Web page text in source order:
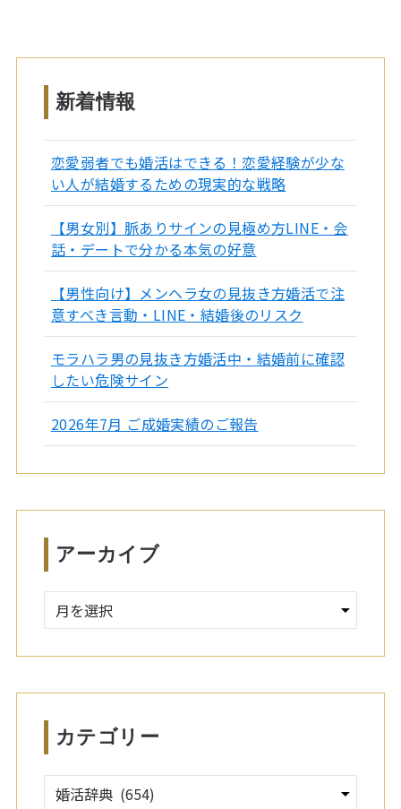
新着情報
恋愛弱者でも婚活はできる！恋愛経験が少な
い人が結婚するための現実的な戦略
【男女別】脈ありサインの見極め方LINE・会
話・デートで分かる本気の好意
【男性向け】メンヘラ女の見抜き方婚活で注
意すべき言動・LINE・結婚後のリスク
モラハラ男の見抜き方婚活中・結婚前に確認
したい危険サイン
2026年7月 ご成婚実績のご報告
アーカイブ
ー
ブ
カテゴリー